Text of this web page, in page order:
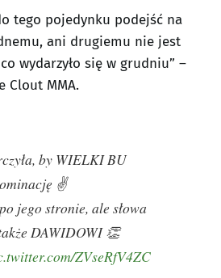
tego pojedynku podejść na
ani drugiemu nie jest
wydarzyło się w grudniu” –
Clout MMA.
by WIELKI BU
✌️
jego stronie, ale słowa
DAWIDOWI 👏
ZVseRfV4ZC